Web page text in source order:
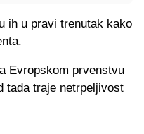
ih u pravi trenutak kako
Evropskom prvenstvu
tada traje netrpeljivost